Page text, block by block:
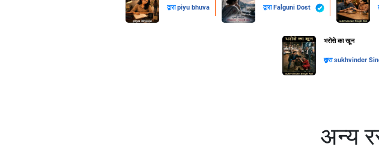
द्वाराpiyu bhuva द्वारा Falguni Dost
​भरोसे का खून
द्वाराsukhvinder
अन्य